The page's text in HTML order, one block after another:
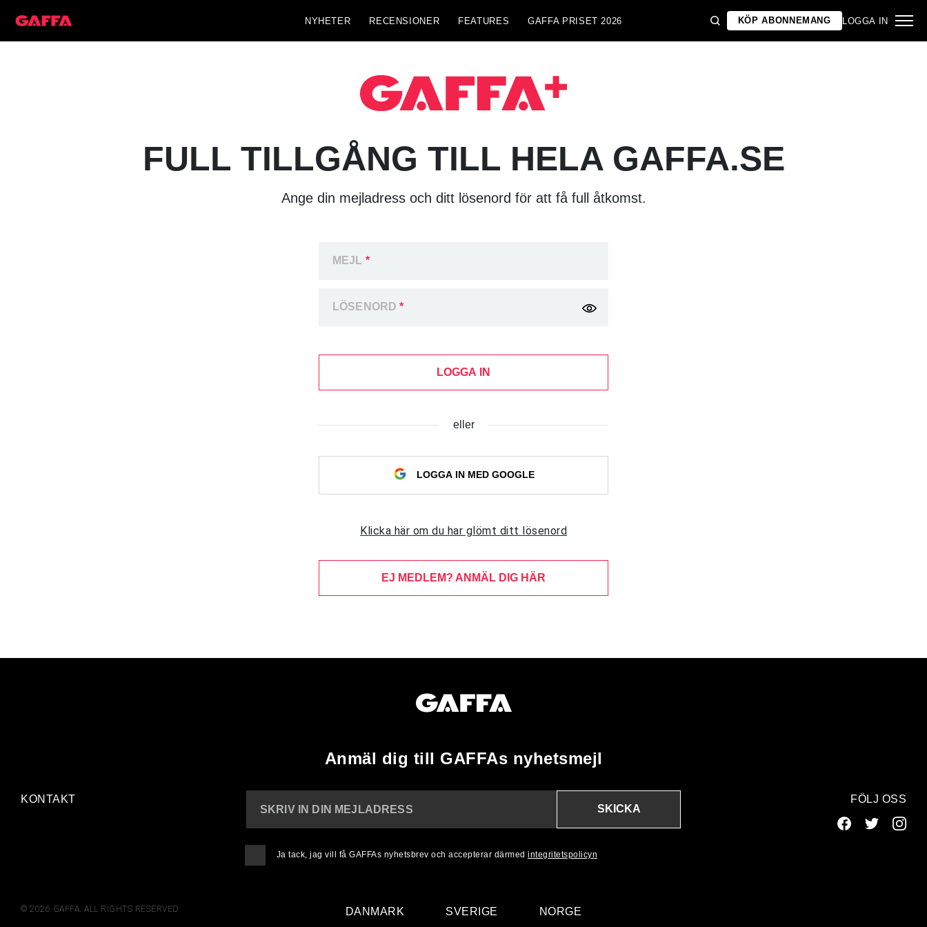
NYHETER RECENSIONER FEATURES GAFFA PRISET 2026 KÖP ABONNEMANG LOGGA IN
FULL TILLGÅNG TILL HELA GAFFA.SE
Ange din mejladress och ditt lösenord för att få full åtkomst.
MEJL *
LÖSENORD*
LOGGA IN
eller
LOGGA IN MED GOOGLE
Klicka här om du har glömt ditt lösenord
EJ MEDLEM? ANMÄL DIG HÄR
Anmäl dig till GAFFAs nyhetsmejl
KONTAKT
SKRIV IN DIN MEJLADRESS
SKICKA
Ja tack, jag vill få GAFFAs nyhetsbrev och accepterar därmed integritetspolicyn
FÖLJ OSS
© 2026 GAFFA. ALL RIGHTS RESERVED DANMARK SVERIGE NORGE